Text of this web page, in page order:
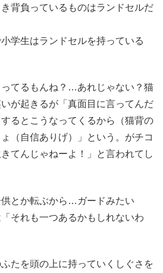
背負っているものはランドセルだ
学生はランドセルを持っている
てるもんね？…あれじゃない？猫
が起きるが「真面目に言ってんだ
るとこうなってくるから（猫背の
（自信ありげ）」という。がチコ
てんじゃねーよ！」と言われてし
とか転ぶから…ガードみたい
それも一つあるかもしれないわ
たを頭の上に持っていくしぐさを